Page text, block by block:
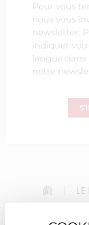
Pour vous
nous vous
newsletter.
indiquer
langue
notre